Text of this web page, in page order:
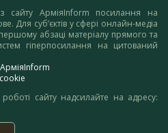
сайту АрміяInform посилання на
Для суб’єктів у сфері онлайн-медіа
абзаці матеріалу прямого та
гіперпосилання на цитований
сайту надсилайте на адресу: